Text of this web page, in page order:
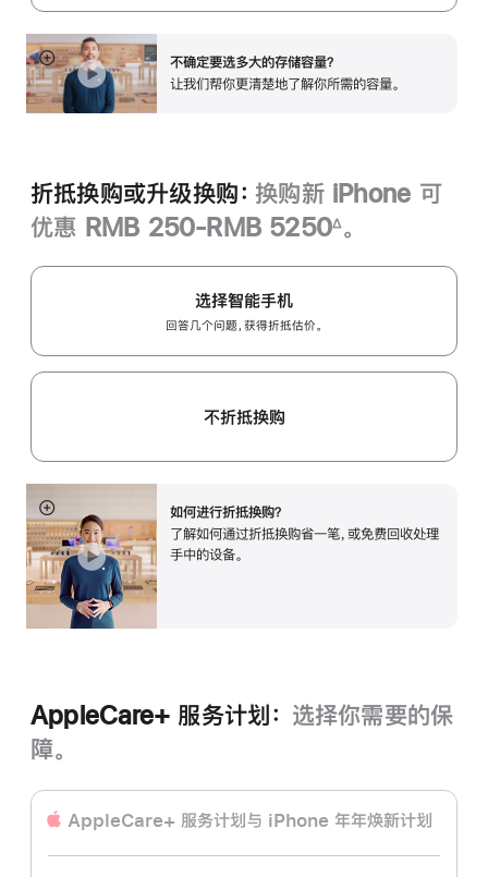
注
不确定要选多大的存储容量？
让我们帮你更清楚地了解你所需的容‍量‍。
展
开
折抵换购或升级换购： 换购新 iPhone 可
优惠 RMB 250-RMB 5250
注
∆。
选择智能手机
回答几个问题，获得折抵估价。
不折抵换购
如何进行折抵换购？
了解如何通过折抵换购省一笔，或免费回收处理
手中的设备。
展
开
AppleCare+ 服务计划： 选择你需要的保
障。
AppleCare+ 服务计划 与 iPhone 年年焕新计划